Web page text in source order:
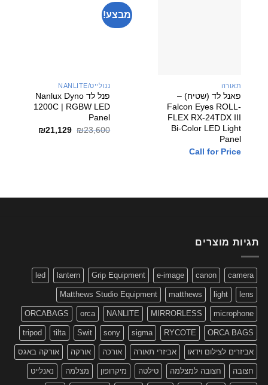
תאורה
פאנל לד (שטיח) –
Falcon Eyes ROLL-
FLEX RX-24TDX III
Bi-Color LED Light
Panel
Call for Price
מבצע!
יבואן רשמי ננולייט/NANLITE
פנל לד Nanlux Dyno
1200C | RGBW LED
Panel
₪23,600
המחיר ₪21,129
תגיות מוצרים
camera
canon
e-image
Grip Equipment
lantern
led
lens
light
matthews
Matthews Studio Equipment
microphone
MIRRORLESS
NANLITE
orca
ORCABAGS
ORCA BAGS
RYCOTE
sigma
sony
Swit
tilta
tripod
אביזרים לצילום וידאו אביזרי תאורה אורכה אורקה אורקה באגס
חצובה חצובה למצלמה טילטה מיקרופון מצלמה נאנלייט